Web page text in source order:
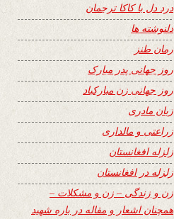
درد دل با کاکا ترجمان
دلنوشته ها
رمان طنز
روز جهانی پدر مبارک
روز جهانی زن مبارکباد
زبان مادری
زراعتی و مالداری
زلزله افغانستان
زلزله در افغانستان
زن و زندگی – زن و مشکلات –
همچنان اشعار و مقاله در باره شهید